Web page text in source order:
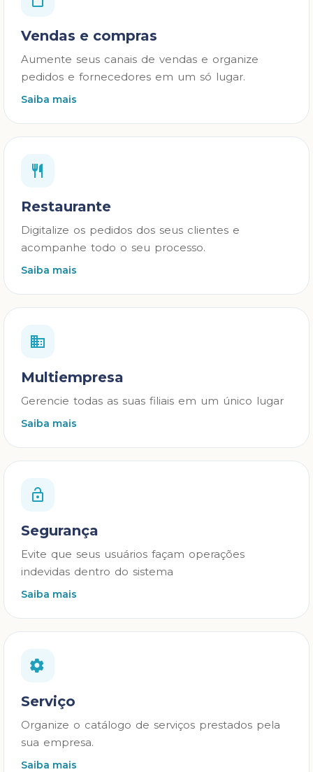
Vendas e compras
Aumente seus canais de vendas e organize
pedidos e fornecedores em um só lugar.
Saiba mais
Restaurante
Digitalize os pedidos dos seus clientes e
acompanhe todo o seu processo.
Saiba mais
Multiempresa
Gerencie todas as suas filiais em um único lugar
Saiba mais
Segurança
Evite que seus usuários façam operações
indevidas dentro do sistema
Saiba mais
Serviço
Organize o catálogo de serviços prestados pela
sua empresa.
Saiba mais